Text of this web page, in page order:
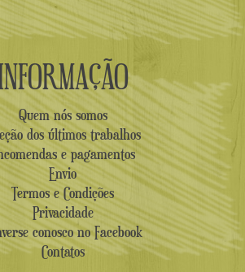
Quem nós somos
dos últimos trabalhos
e pagamentos
Envio
Termos e Condições
Privacidade
conosco no Facebook
Contatos